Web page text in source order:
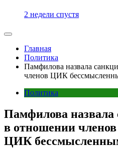
2 недели спустя
Главная
Политика
Памфилова назвала
членов ЦИК
Политика
Памфилова
в отношении членов
ЦИК